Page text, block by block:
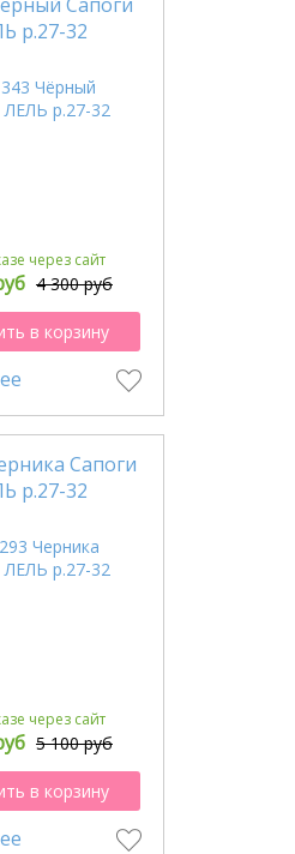
р.27-32
через сайт
4 300 руб
в корзину
Сапоги
р.27-32
через сайт
5 100 руб
в корзину